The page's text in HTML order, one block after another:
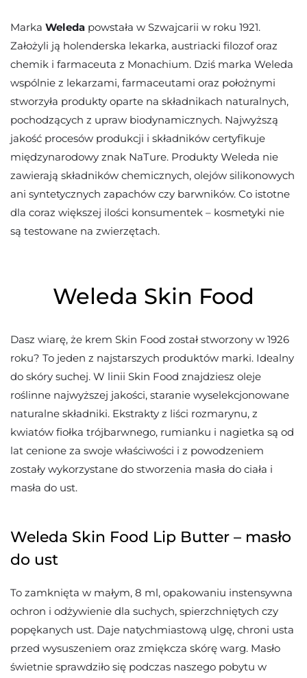
Marka Weleda powstała w Szwajcarii w roku 1921.
Założyli ją holenderska lekarka, austriacki filozof oraz
chemik i farmaceuta z Monachium. Dziś marka Weleda
wspólnie z lekarzami, farmaceutami oraz położnymi
stworzyła produkty oparte na składnikach naturalnych,
pochodzących z upraw biodynamicznych. Najwyższą
jakość procesów produkcji i składników certyfikuje
międzynarodowy znak NaTure. Produkty Weleda nie
zawierają składników chemicznych, olejów silikonowych
ani syntetycznych zapachów czy barwników. Co istotne
dla coraz większej ilości konsumentek – kosmetyki nie
są testowane na zwierzętach.
Weleda Skin Food
Dasz wiarę, że krem Skin Food został stworzony w 1926
roku? To jeden z najstarszych produktów marki. Idealny
do skóry suchej. W linii Skin Food znajdziesz oleje
roślinne najwyższej jakości, staranie wyselekcjonowane
naturalne składniki. Ekstrakty z liści rozmarynu, z
kwiatów fiołka trójbarwnego, rumianku i nagietka są od
lat cenione za swoje właściwości i z powodzeniem
zostały wykorzystane do stworzenia masła do ciała i
masła do ust.
Weleda Skin Food Lip Butter – masło
do ust
To zamknięta w małym, 8 ml, opakowaniu instensywna
ochron i odżywienie dla suchych, spierzchniętych czy
popękanych ust. Daje natychmiastową ulgę, chroni usta
przed wysuszeniem oraz zmiękcza skórę warg. Masło
świetnie sprawdziło się podczas naszego pobytu w